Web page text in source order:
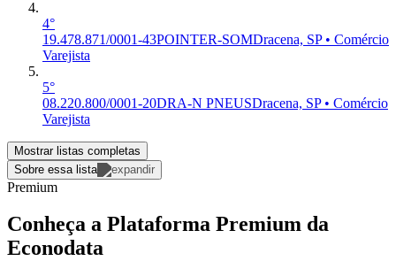
4°
19.478.871/0001-43POINTER-SOMDracena, SP • Comércio
Varejista
5°
08.220.800/0001-20DRA-N PNEUSDracena, SP • Comércio
Varejista
Mostrar listas completas
Sobre essa lista
Premium
Conheça a Plataforma Premium da
Econodata